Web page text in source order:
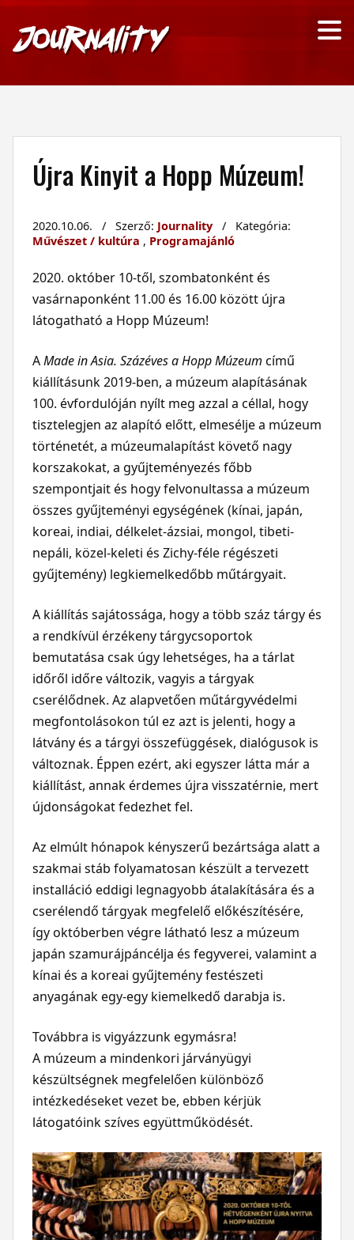
Újra Kinyit a Hopp Múzeum!
2020.10.06. / Szerző: Journality/ Kategória:
Művészet / kultúra , Programajánló
2020. október 10-től, szombatonként és
vasárnaponként 11.00 és 16.00 között újra
látogatható a Hopp Múzeum!
AMade inAsia. Százéves a Hopp Múzeum című
kiállításunk 2019-ben, a múzeum alapításának
100. évfordulóján nyílt meg azzal a céllal, hogy
tisztelegjen az alapító előtt, elmesélje a múzeum
történetét, a múzeumalapítást követő nagy
korszakokat, a gyűjteményezés főbb
szempontjait és hogy felvonultassa a múzeum
összes gyűjteményi egységének (kínai, japán,
koreai, indiai, délkelet-ázsiai, mongol, tibeti-
nepáli, közel-keleti és Zichy-féle régészeti
gyűjtemény) legkiemelkedőbb műtárgyait.
A kiállítás sajátossága, hogy a több száz tárgy és
a rendkívül érzékeny tárgycsoportok
bemutatása csak úgy lehetséges, ha a tárlat
időről időre változik, vagyis a tárgyak
cserélődnek. Az alapvetően műtárgyvédelmi
megfontolásokon túl ez azt is jelenti, hogy a
látvány és a tárgyi összefüggések, dialógusok is
változnak. Éppen ezért, aki egyszer látta már a
kiállítást, annak érdemes újra visszatérnie, mert
újdonságokat fedezhet fel.
Az elmúlt hónapok kényszerű bezártsága alatt a
szakmai stáb folyamatosan készült a tervezett
installáció eddigi legnagyobb átalakítására és a
cserélendő tárgyak megfelelő előkészítésére,
így októberben végre látható lesz a múzeum
japán szamurájpáncélja és fegyverei, valamint a
kínai és a koreai gyűjtemény festészeti
anyagának egy-egy kiemelkedő darabja is.
Továbbra is vigyázzunk egymásra!
A múzeum a mindenkori járványügyi
készültségnek megfelelően különböző
intézkedéseket vezet be, ebben kérjük
látogatóink szíves együttműködését.